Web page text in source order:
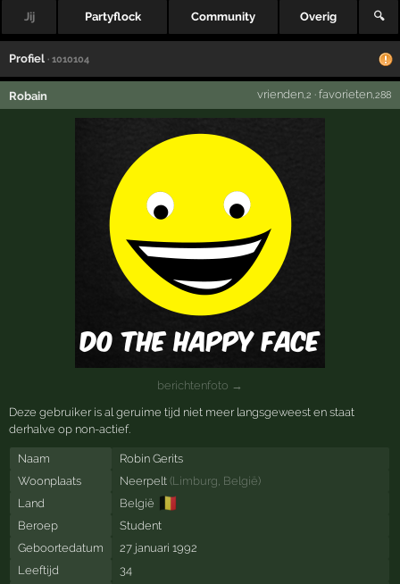
Jij Partyflock Community Overig 🔍
Profiel · 1010104
Robain vrienden,2 · favorieten,288
berichtenfoto →
Deze gebruiker is al geruime tijd niet meer langsgeweest en staat
derhalve op non-actief.
Naam
Robin Gerits
Woonplaats
Neerpelt (Limburg België)
Land
België 🇧🇪
Beroep
Student
Geboortedatum
27 januari 1992
Leeftijd
34